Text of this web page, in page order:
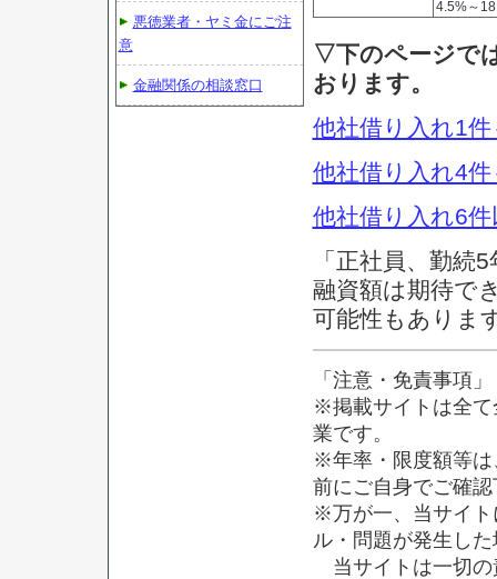
4.5%～
▽下のページで
おります。
他社借り入れ1件
他社借り入れ4件
他社借り入れ6件
「正社員、勤続
融資額は期待で
可能性もありま
「注意・免責事項」
※掲載サイトは全て
業です。
※年率・限度額等は
前にご自身でご確
※万が一、当サイト
ル・問題が発生し
当サイトは一切の
悪徳業者・ヤミ金にご注
意
金融関係の相談窓口